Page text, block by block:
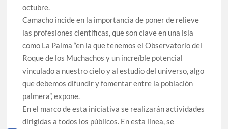
El Día de la Cometa reúne a cientos de familias en Santa
Cruz de La Palma y refuerza el comercio local en su sexta
edición
Borja Perdomo acusa al Gobierno del Cabildo de falta de
planificación y exige respuestas sobre las pérdidas de
Jacob Qadri reclama prioridad para los pacientes de las
islas no capitalinas derivados a hospitales de Tenerife
octubre.
Camacho incide en la importancia de poner de relieve
las profesiones científicas, que son clave en una isla
como La Palma “en la que tenemos el Observatorio del
Roque de los Muchachos y un increíble potencial
vinculado a nuestro cielo y al estudio del universo, algo
que debemos difundir y fomentar entre la población
palmera”, expone.
En el marco de esta iniciativa se realizarán actividades
dirigidas a todos los públicos. En esta línea, se